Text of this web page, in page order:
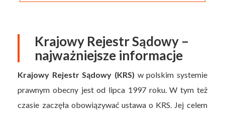
Krajowy Rejestr Sądowy –
najważniejsze informacje
Krajowy Rejestr Sądowy (KRS) w polskim systemie
prawnym obecny jest od lipca 1997 roku. W tym też
czasie zaczęła obowiązywać ustawa o KRS. Jej celem